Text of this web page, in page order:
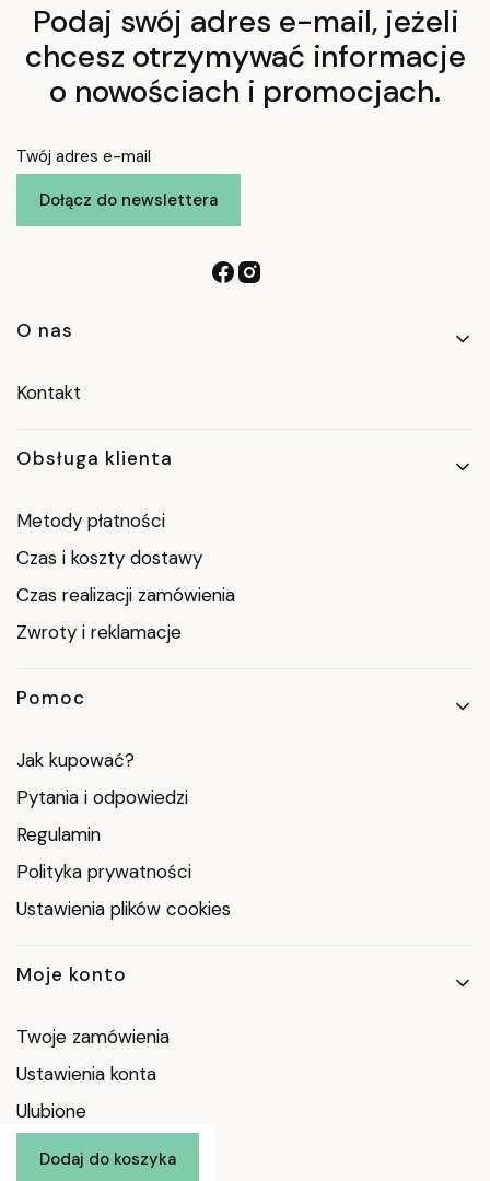
Podaj swój adres e-mail, jeżeli
chcesz otrzymywać informacje
o nowościach i promocjach.
Twój adres e-mail
Dołącz do newslettera
Linki w stopce
O nas
Kontakt
Obsługa klienta
Metody płatności
Czas i koszty dostawy
Czas realizacji zamówienia
Zwroty i reklamacje
Pomoc
Jak kupować?
Pytania i odpowiedzi
Regulamin
Polityka prywatności
Ustawienia plików cookies
Moje konto
Twoje zamówienia
Ustawienia konta
Ulubione
Dodaj do koszyka